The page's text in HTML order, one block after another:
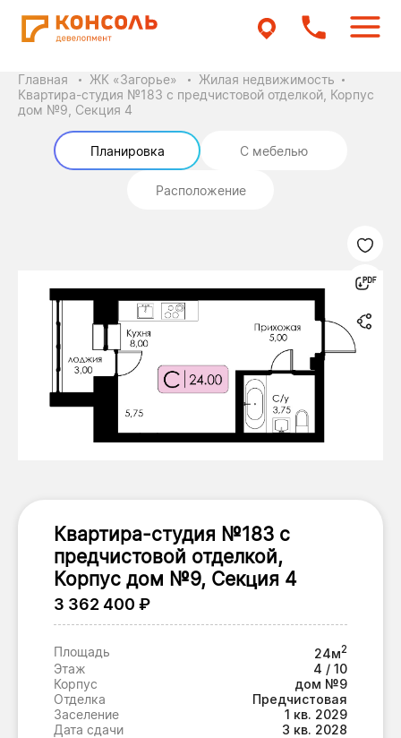
Главная ЖК «Загорье»
Жилая недвижимость
Квартира-студия №183 с предчистовой отделкой, Корпус
дом №9, Секция 4
Планировка С мебелью
Расположение
Квартира-студия №183 с
предчистовой отделкой,
Корпус дом №9, Секция 4
3 362 400 ₽
Площадь 24м2
Этаж
4 / 10
Корпус
дом №9
Отделка
Предчистовая
Заселение
1 кв. 2029
Дата сдачи
3 кв. 2028